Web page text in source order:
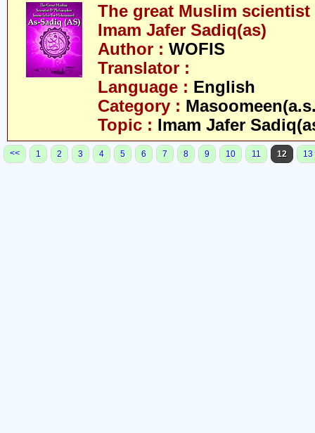
The great Muslim
Imam Jafer Sadiq(as)
Author : WOFIS
Translator :
Language : English
Category :
Topic : Imam Jafer
<< 1 2 3 4 5 6 7 8 9 10 11 12 13